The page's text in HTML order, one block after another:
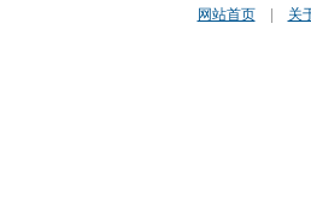
网站首页| 关